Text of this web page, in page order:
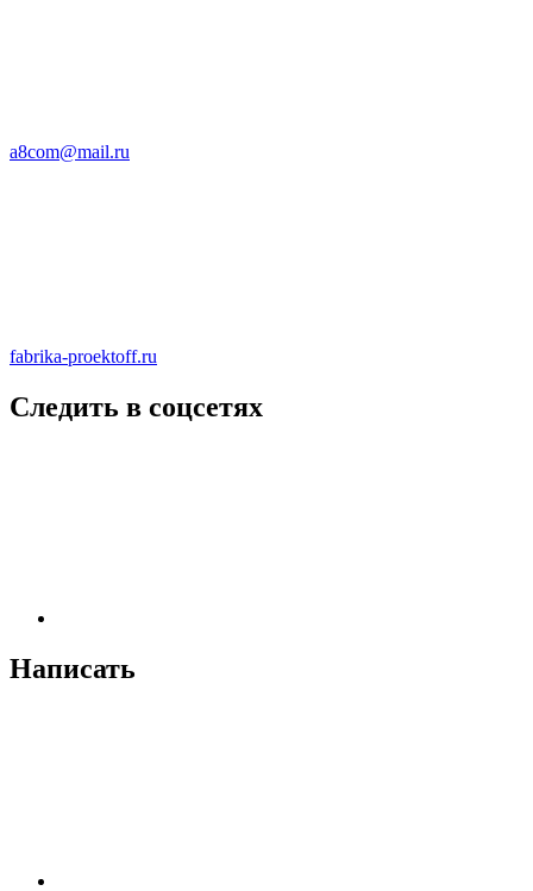
a8com@mail.ru
fabrika-proektoff.ru
Следить в соцсетях
Написать